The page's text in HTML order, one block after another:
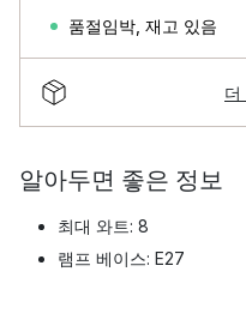
품절임박 재고 있음
더
알아두면 좋은 정보
최대 와트: 8
램프 베이스: E27